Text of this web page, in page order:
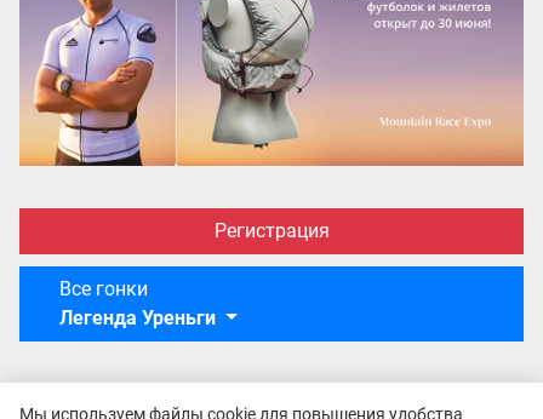
Регистрация
Все гонки
Легенда Уреньги
Мы используем файлы cookie для повышения удобства